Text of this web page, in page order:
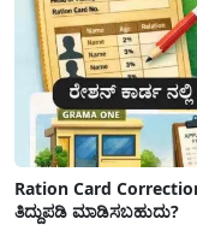
Ration Card
ತಿದ್ದುಪಡಿ ಮಾಡಿಸಬಹುದು?